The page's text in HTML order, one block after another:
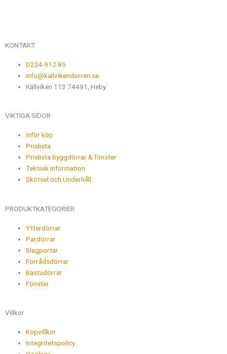
KONTAKT
0224-912 85
info@kallvikendorren.se
Källviken 113 74491, Heby
VIKTIGA SIDOR
Inför köp
Prislista
Prislista byggdörrar & fönster
Teknisk information
Skötsel och Underhåll
PRODUKTKATEGORIER
Ytterdörrar
Pardörrar
Slagportar
Förrådsdörrar
Bastudörrar
Fönster
Villkor
Köpvillkor
Integritetspolicy